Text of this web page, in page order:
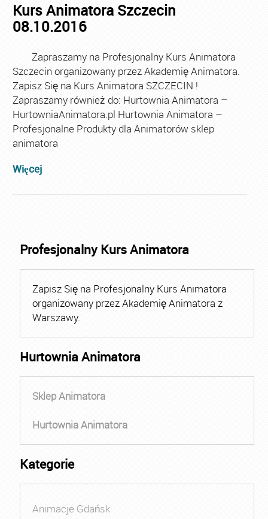
Kurs Animatora Szczecin
08.10.2016
Zapraszamy na Profesjonalny Kurs Animatora
Szczecin organizowany przez Akademię Animatora.
Zapisz Się na Kurs Animatora SZCZECIN !
Zapraszamy również do: Hurtownia Animatora –
HurtowniaAnimatora.pl Hurtownia Animatora –
Profesjonalne Produkty dla Animatorów sklep
animatora
Więcej
Profesjonalny Kurs Animatora
Zapisz Się na Profesjonalny Kurs Animatora
organizowany przez Akademię Animatora z
Warszawy.
Hurtownia Animatora
Sklep Animatora
Hurtownia Animatora
Kategorie
Animacje Gdańsk